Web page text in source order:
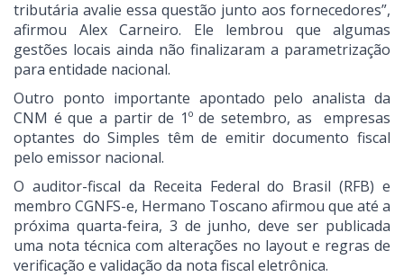
tributária avalie essa questão junto aos fornecedores”,
afirmou Alex Carneiro. Ele lembrou que algumas
gestões locais ainda não finalizaram a parametrização
para entidade nacional.
Outro ponto importante apontado pelo analista da
CNM é que a partir de 1º de setembro, as empresas
optantes do Simples têm de emitir documento fiscal
pelo emissor nacional.
O auditor-fiscal da Receita Federal do Brasil (RFB) e
membro CGNFS-e, Hermano Toscano afirmou que até a
próxima quarta-feira, 3 de junho, deve ser publicada
uma nota técnica com alterações no layout e regras de
verificação e validação da nota fiscal eletrônica.